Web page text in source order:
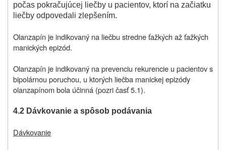
počas pokračujúcej liečby u pacientov, ktorí na začiatku
liečby odpovedali zlepšením.
Olanzapín je indikovaný na liečbu stredne ťažkých až ťažkých
manických epizód.
Olanzapín je indikovaný na prevenciu rekurencie u pacientov s
bipolárnou poruchou, u ktorých liečba manickej epizódy
olanzapínom bola účinná (pozri časť 5.1).
4.2 Dávkovanie a spôsob podávania
Dávkovanie